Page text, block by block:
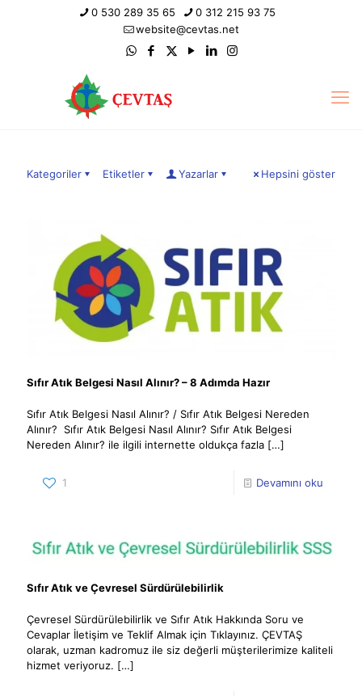
0 530 289 35 65
0 312 215 93 75
website@cevtas.net
Kategoriler Etiketler Yazarlar Hepsini göster
Sıfır Atık Belgesi Nasıl Alınır? – 8 Adımda Hazır
Sıfır Atık Belgesi Nasıl Alınır? / Sıfır Atık Belgesi Nereden
Alınır? Sıfır Atık Belgesi Nasıl Alınır? Sıfır Atık Belgesi
Nereden Alınır? ile ilgili internette oldukça fazla […]
1 Devamını oku
Sıfır Atık ve Çevresel Sürdürülebilirlik
Çevresel Sürdürülebilirlik ve Sıfır Atık Hakkında Soru ve
Cevaplar İletişim ve Teklif Almak için Tıklayınız. ÇEVTAŞ
olarak, uzman kadromuz ile siz değerli müşterilerimize kaliteli
hizmet veriyoruz. […]